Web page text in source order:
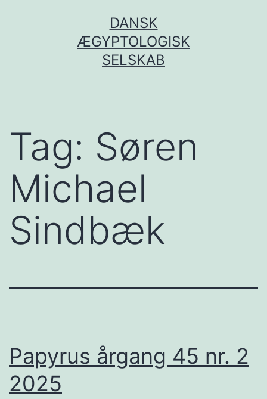
DANSK
ÆGYPTOLOGISK
SELSKAB
Tag: Søren
Michael
Sindbæk
Papyrus årgang 45 nr. 2
2025